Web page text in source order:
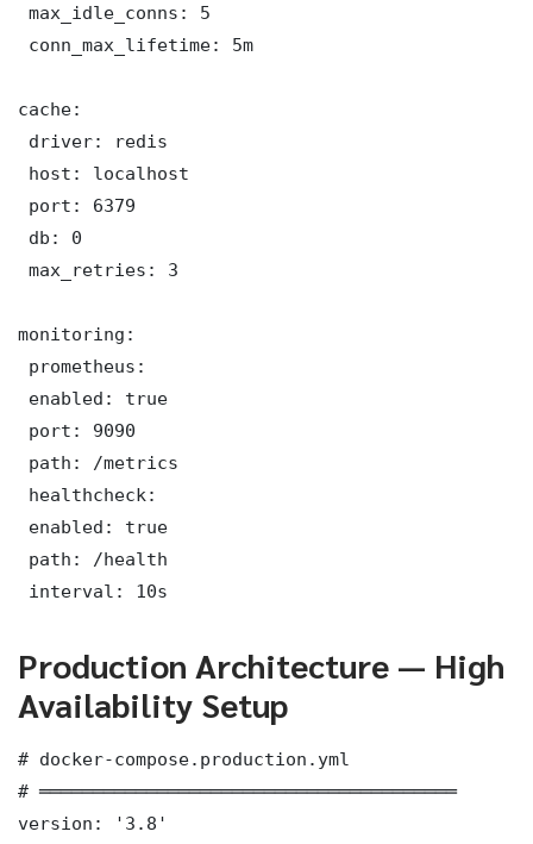
max_idle_conns: 5
conn_max_lifetime: 5m
cache:
driver: redis
host: localhost
port: 6379
db: 0
max_retries: 3
monitoring:
prometheus:
enabled: true
port: 9090
path: /metrics
healthcheck:
enabled: true
path: /health
interval: 10s
Production Architecture — High
Availability Setup
# docker-compose.production.yml
# ═══════════════════════════════════════
version: '3.8'